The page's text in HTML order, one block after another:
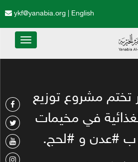
English
ykf@yanabia.org
Toggle
تختم مشروع توزيع
في مخيمات
ب #عدن و #لحج.